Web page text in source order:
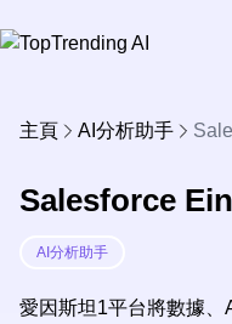
主頁 AI分析助手
Salesforce
AI分析助手
愛因斯坦1平台將數據